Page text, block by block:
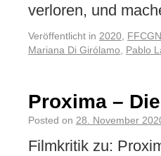
verloren, und
Veröffentlicht in 2020
Mariana Di Girólamo
Pablo
Proxima –
Posted on 28. November
Filmkritik zu: